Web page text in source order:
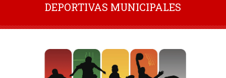
DEPORTIVAS MUNICIPALES